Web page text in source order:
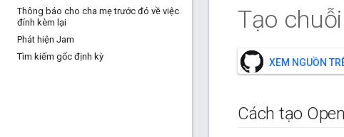
Thông báo cho cha mẹ trước đó về việc
đính kèm lại
Phát hiện Jam
Tìm kiếm gốc định kỳ
Tạo
XEM NGUỒN
Cách tạo Open